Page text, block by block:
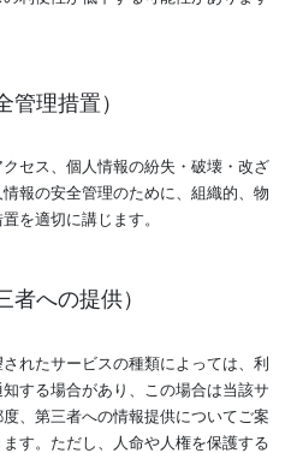
理措置）
セス、個人情報の紛失・破壊・改ざ
報の安全管理のために、組織的、物
を適切に講じます。
への提供）
れたサービスの種類によっては、利
する場合があり、この場合は当該サ
、第三者への情報提供についてご案
す。ただし、人命や人権を保護する